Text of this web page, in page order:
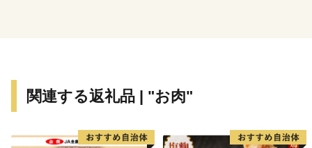
いたします。
同封しております。
関連する返礼品 | "お肉"